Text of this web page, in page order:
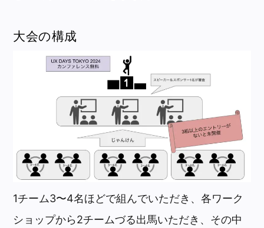
大会の構成
1チーム3〜4名ほどで組んでいただき、各ワーク
ショップから2チームづる出馬いただき、その中